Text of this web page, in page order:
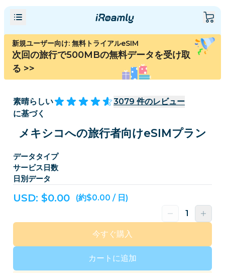
新規ユーザー向け: 無料トライアルeSIM
次回の旅行で500MBの無料データを受け取
る >>
素晴らしい 3079 件のレビュー
に基づく
メキシコへの旅行者向けeSIMプラン
データタイプ
サービス日数
日別データ
USD: $0.00 (約$0.00 / 日)
カートに追加
今すぐ購入